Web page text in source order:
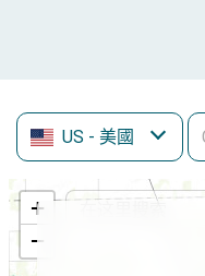
US - 美國
+
−